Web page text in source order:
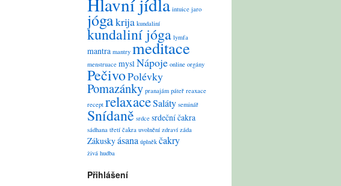
intuice jaro
jógakrija kundaliní
kundaliní jóga lymfa
mantra mantry meditace
menstruace myslNápoje online orgány
PečivoPolévky
Pomazánky pranajám páteř reaxace
recept relaxaceSaláty seminář
Snídaně srdce srdeční čakra
sádhana třetí čakra uvolnění zdraví záda
Zákuskyásana úplněk čakry
živá hudba
Přihlášení